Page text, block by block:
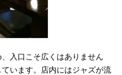
入口こそ広くはありません
います。店内にはジャズが流